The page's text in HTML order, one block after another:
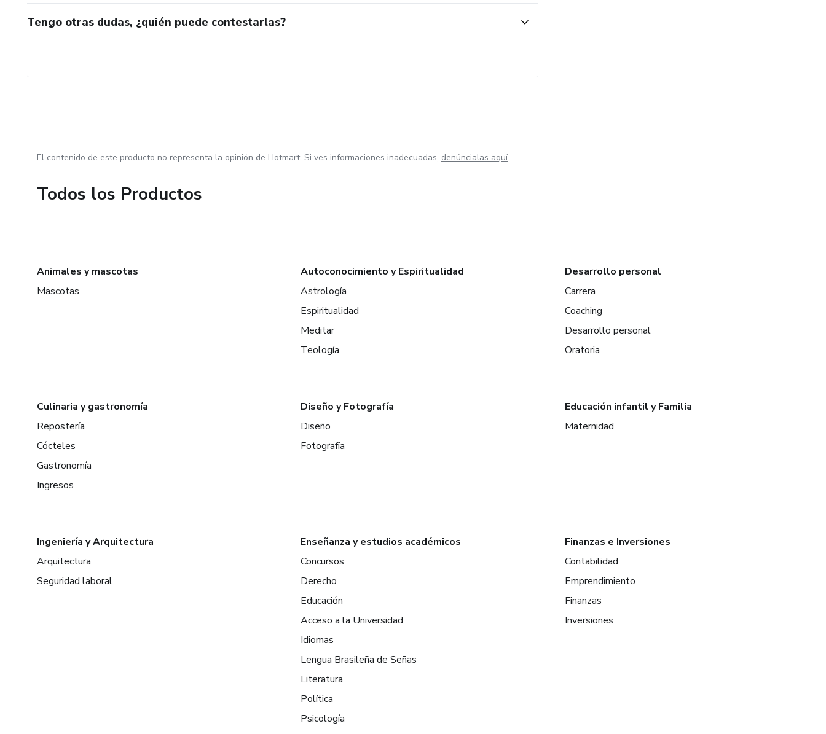
Tengo otras dudas, ¿quién puede contestarlas?
El contenido de este producto no representa la opinión de Hotmart. Si ves informaciones inadecuadas, denúncialas aquí
Todos los Productos
Animales y mascotas
Mascotas
Autoconocimiento y Espiritualidad
Astrología
Espiritualidad
Meditar
Teología
Desarrollo personal
Carrera
Coaching
Desarrollo personal
Oratoria
Culinaria y gastronomía
Repostería
Cócteles
Gastronomía
Ingresos
Diseño y Fotografía
Diseño
Fotografía
Educación infantil y Familia
Maternidad
Ingeniería y Arquitectura
Arquitectura
Seguridad laboral
Enseñanza y estudios académicos
Concursos
Derecho
Educación
Acceso a la Universidad
Idiomas
Lengua Brasileña de Señas
Literatura
Política
Psicología
Finanzas e Inversiones
Contabilidad
Emprendimiento
Finanzas
Inversiones